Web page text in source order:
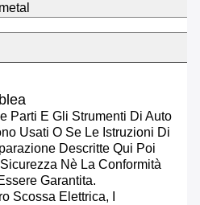
Parti E Gli Strumenti Di Auto
Usati O Se Le Istruzioni Di
Descritte Qui Poi
Nè La Conformità
Garantita.
Scossa Elettrica, I